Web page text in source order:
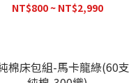
NT$800 ~ NT$2,990